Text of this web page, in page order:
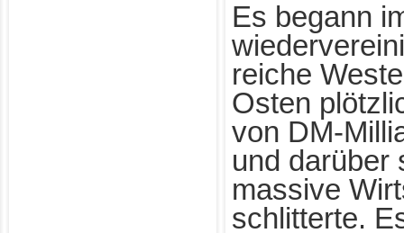
Es begann
reiche
Osten
von DM-
und darüber
massive
schlitterte.